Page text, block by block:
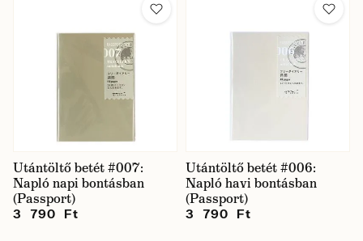
Utántöltő betét #007:
Napló napi bontásban
(Passport)
3 790 Ft
Utántöltő betét #006:
Napló havi bontásban
(Passport)
3 790 Ft